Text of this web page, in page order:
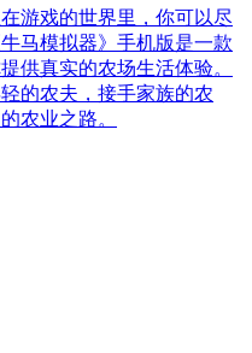
游戏的世界里，你可以尽
马模拟器》手机版是一款
供真实的农场生活体验。
的农夫，接手家族的农
农业之路。